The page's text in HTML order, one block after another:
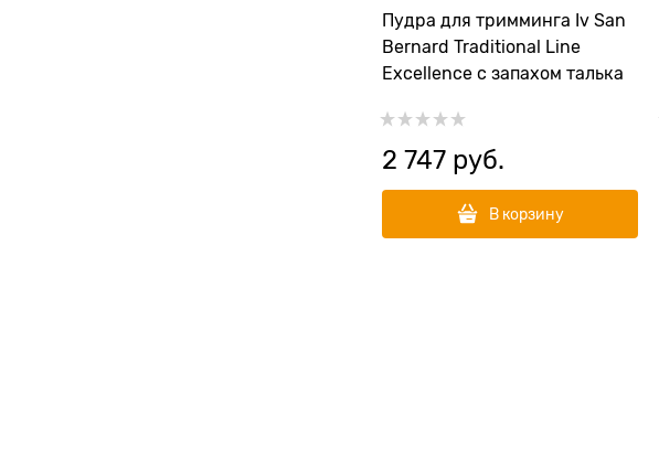
Пудра для тримминга Iv San
Bernard Traditional Line
Excellence с запахом талька
2 747 руб.
В корзину